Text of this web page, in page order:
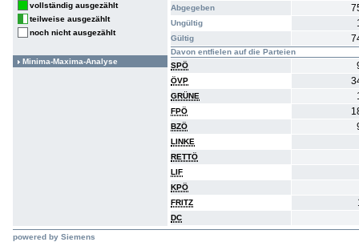
vollständig ausgezählt
teilweise ausgezählt
noch nicht ausgezählt
Minima-Maxima-Analyse
Abgegeben
Ungültig
Gültig
Davon entfielen auf die Parteien
SPÖ
ÖVP
GRÜNE
FPÖ
BZÖ
LINKE
RETTÖ
LIF
KPÖ
FRITZ
DC
powered by Siemens